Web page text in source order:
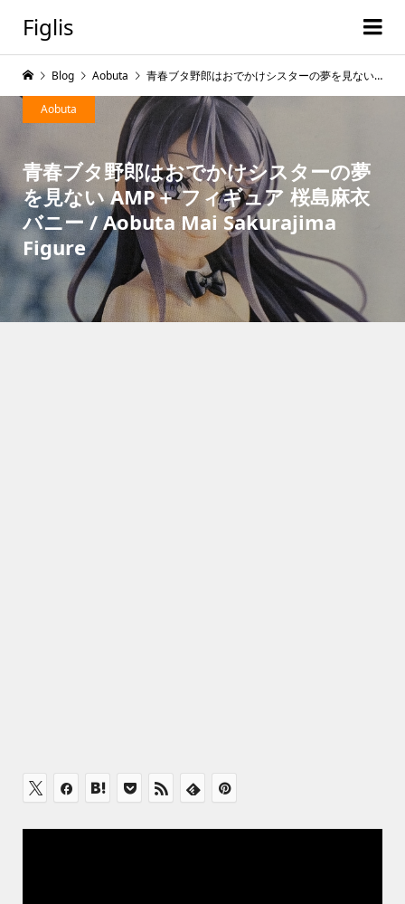
Figlis
青春ブタ野郎はおでかけシスターの夢
を見ない AMP＋ フィギュア 桜島麻衣
バニー / Aobuta Mai Sakurajima
Figure
Aobuta
Blog Aobuta 青春ブタ野郎はおでかけシスターの夢を見ない AMP＋ フィギュア 桜島麻衣 バニー / Aobuta Mai Sakurajima Figure